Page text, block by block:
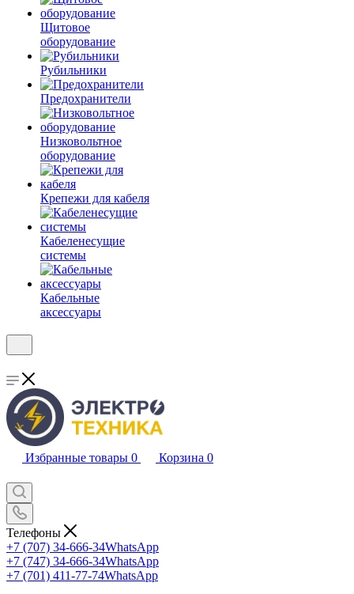
Щитовое
оборудование
Рубильники
Предохранители
Низковольтное
оборудование
Крепежи для кабеля
Кабеленесущие
системы
Кабельные
аксессуары
Избранные товары 0 Корзина 0
Телефоны
+7 (707) 34-666-34WhatsApp
+7 (747) 34-666-34WhatsApp
+7 (701) 411-77-74WhatsApp